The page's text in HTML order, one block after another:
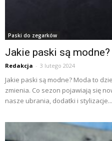
Paski do zegarków
Jakie paski są modne?
Redakcja - 3 lutego 2024
Jakie paski są modne? Moda to
zmienia. Co sezon pojawiają się
nasze ubrania, dodatki i